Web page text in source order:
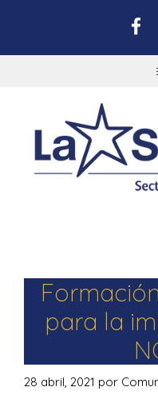
para la
28 abril, 2021 por